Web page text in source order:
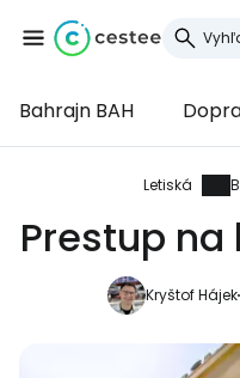
Bahrajn BAH
Letiská
Prestup
Kryštof Hájek
služby
... celosvetovej